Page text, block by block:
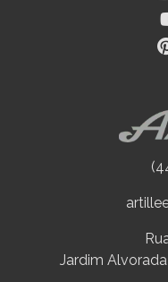
Jardim